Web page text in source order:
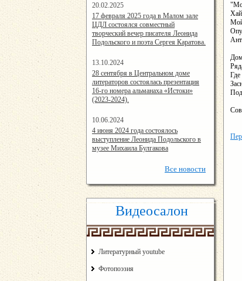
20.02.2025
14:24:00
17 февраля 2025 года в Малом зале
ЦДЛ состоялся совместный
творческий вечер писателя Леонида
Подольского и поэта Сергея Каратова.
13.10.2024
14:08:11
28 сентября в Центральном доме
литераторов состоялась презентация
16-го номера альманаха «Истоки»
(2023-2024).
10.06.2024
15:02:44
4 июня 2024 года состоялось
выступление Леонида Подольского в
музее Михаила Булгакова
Все новости
Видеосалон
Литературный youtube
Фотопоэзия
Где